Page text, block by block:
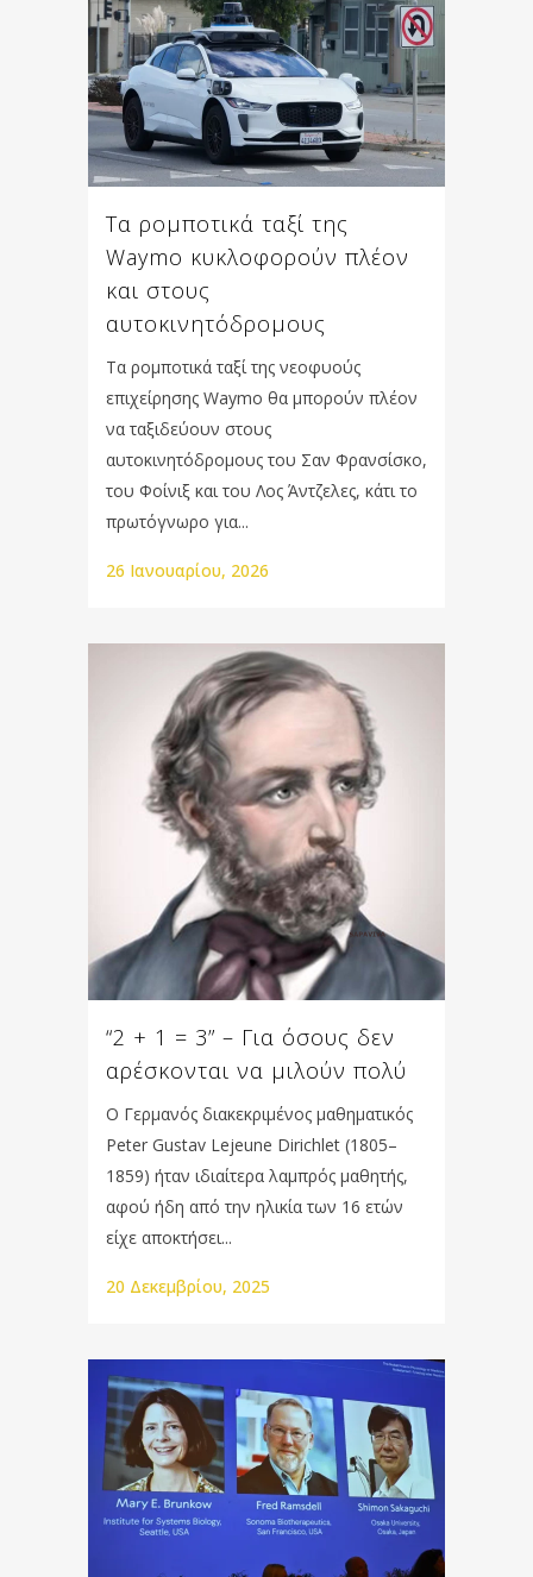
Τα ρομποτικά ταξί της
Waymo κυκλοφορούν πλέον
και στους
αυτοκινητόδρομους
Τα ρομποτικά ταξί της νεοφυούς
επιχείρησης Waymo θα μπορούν πλέον
να ταξιδεύουν στους
αυτοκινητόδρομους του Σαν Φρανσίσκο,
του Φοίνιξ και του Λος Άντζελες, κάτι το
πρωτόγνωρο για...
26 Ιανουαρίου, 2026
“2 + 1 = 3” – Για όσους δεν
αρέσκονται να μιλούν πολύ
Ο Γερμανός διακεκριμένος μαθηματικός
Peter Gustav Lejeune Dirichlet (1805–
1859) ήταν ιδιαίτερα λαμπρός μαθητής,
αφού ήδη από την ηλικία των 16 ετών
είχε αποκτήσει...
20 Δεκεμβρίου, 2025